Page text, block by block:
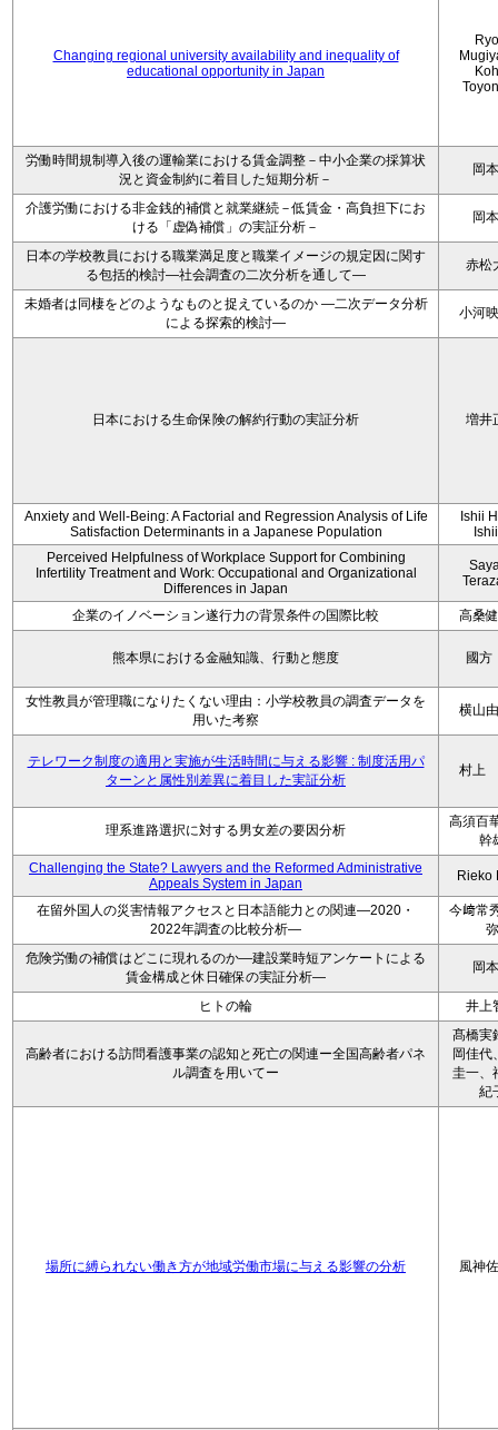
Changing regional university availability and inequality of
educational opportunity in Japan
労働時間規制導入後の運輸業における賃金調整－中小企業の採算状
況と資金制約に着目した短期分析－
岡
介護労働における非金銭的補償と就業継続－低賃金・高負担下にお
ける「虚偽補償」の実証分析－
岡
日本の学校教員における職業満足度と職業イメージの規定因に関す
る包括的検討―社会調査の二次分析を通して―
赤松
未婚者は同棲をどのようなものと捉えているのか —二次データ分析
による探索的検討—
小河
日本における生命保険の解約行動の実証分析 増井
Anxiety and Well-Being: A Factorial and Regression Analysis of Life
Satisfaction Determinants in a Japanese Population
Ishii
Perceived Helpfulness of Workplace Support for Combining
Infertility Treatment and Work: Occupational and Organizational
Differences in Japan
企業のイノベーション遂行力の背景条件の国際比較 高桑
熊本県における金融知識、行動と態度 國
女性教員が管理職になりたくない理由：小学校教員の調査データを
用いた考察
横山
テレワーク制度の適用と実施が生活時間に与える影響 : 制度活用パ
ターンと属性別差異に着目した実証分析
村上
理系進路選択に対する男女差の要因分析
高須百
幹
Challenging the State? Lawyers and the Reformed Administrative
Appeals System in Japan
Rieko
在留外国人の災害情報アクセスと日本語能力との関連―2020・
2022年調査の比較分析―
今﨑常
弥
危険労働の補償はどこに現れるのか―建設業時短アンケートによる
賃金構成と休日確保の実証分析―
岡
ヒトの輪 井上
高齢者における訪問看護事業の認知と死亡の関連ー全国高齢者パネ
ル調査を用いてー
髙橋実
岡佳代
圭一、
紀
場所に縛られない働き方が地域労働市場に与える影響の分析 風神